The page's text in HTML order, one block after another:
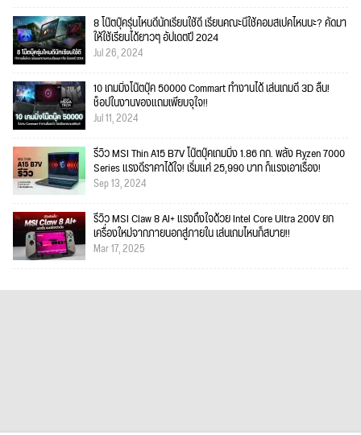
8 โน๊ตบุ๊ครุ่นไหนดีนักเรียนใช้ดี เรียนคณะนี้ใช้คอมสเปคไหนนะ? คัดมา
ให้ใช้เรียนได้ยาวๆ อัปเดตปี 2024
Jul 26, 2024
10 เกมมิ่งโน๊ตบุ๊ค 50000 Commart ทำงานได้ เล่นเกมดี 3D ลื่น!
ช็อปในงานของแถมเพียบจุใจ!!
Jul 11, 2024
รีวิว MSI Thin A15 B7V โน๊ตบุ๊คเกมมิ่ง 1.86 กก. พลัง Ryzen 7000
Series แรงดีราคาได้ใจ! เริ่มแค่ 25,990 บาท ก็แรงเอาเรื่อง!
Sep 13, 2024
รีวิว MSI Claw 8 AI+ แรงถึงใจด้วย Intel Core Ultra 200V ยก
เครื่องใหม่จากภายนอกสู่ภายใน เล่นเกมไหนก็สบาย!!
Mar 17, 2025